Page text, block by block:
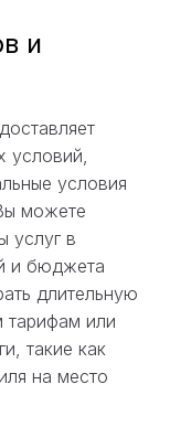
и
условий,
условия
можете
услуг в
и бюджета
длительную
тарифам или
такие как
на место